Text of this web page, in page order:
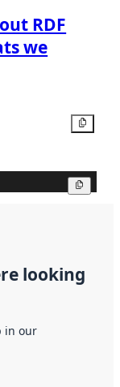
RDF
we
looking
in our